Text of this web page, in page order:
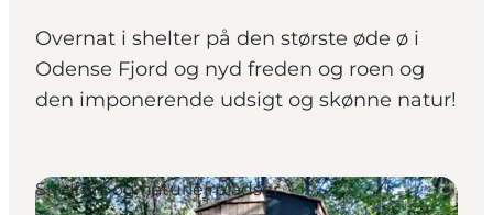
Overnat i shelter på den største øde ø i
Odense Fjord og nyd freden og roen og
den imponerende udsigt og skønne natur!
Shelters og naturlejrpladser